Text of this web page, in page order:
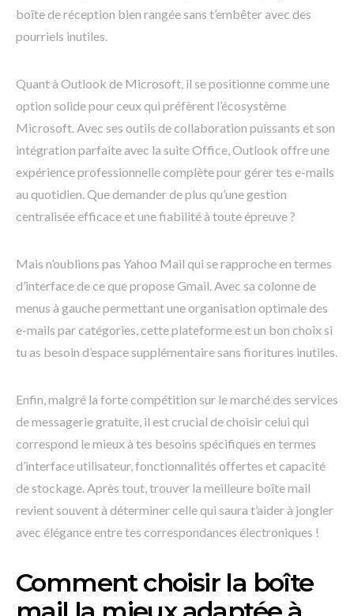
boîte de réception bien rangée sans t’embêter avec des
pourriels inutiles.
Quant à Outlook de Microsoft, il se positionne comme une
option solide pour ceux qui préfèrent l’écosystème
Microsoft. Avec ses outils de collaboration puissants et son
intégration parfaite avec la suite Office, Outlook offre une
expérience professionnelle complète pour gérer tes e-mails
au quotidien. Que demander de plus qu’une gestion
centralisée efficace et une fiabilité à toute épreuve ?
Mais n’oublions pas Yahoo Mail qui se rapproche en termes
d’interface de ce que propose Gmail. Avec sa colonne de
menus à gauche permettant une organisation optimale des
e-mails par catégories, cette plateforme est un bon choix si
tu as besoin d’espace supplémentaire sans fioritures inutiles.
Enfin, malgré la forte compétition sur le marché des services
de messagerie gratuite, il est crucial de choisir celui qui
correspond le mieux à tes besoins spécifiques en termes
d’interface utilisateur, fonctionnalités offertes et capacité
de stockage. Après tout, trouver la meilleure boîte mail
revient souvent à déterminer celle qui saura t’aider à jongler
avec élégance entre tes correspondances électroniques !
Comment choisir la boîte